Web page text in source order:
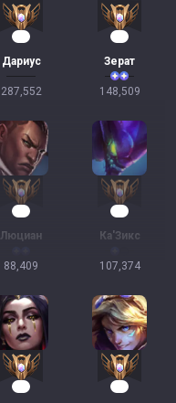
Дариус
287,552
Зерат
148,509
Люциан
88,409
Ка'Зикс
107,374